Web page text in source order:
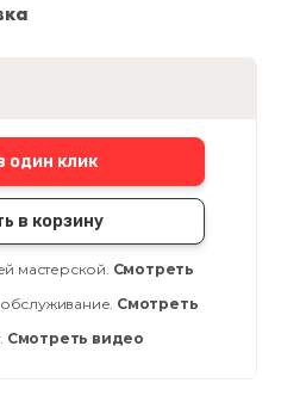
один клик
в корзину
мастерской. Смотреть
Смотреть
Смотреть видео